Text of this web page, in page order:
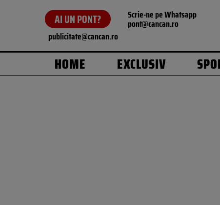
AI UN PONT? Scrie-ne pe Whatsapp
pont@cancan.ro
publicitate@cancan.ro
HOME EXCLUSIV